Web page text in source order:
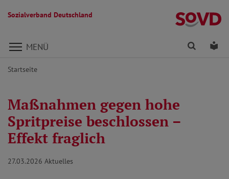
Sozialverband Deutschland
Direkt zu den Inhalten springen
MENÜ Finden
Startseite
Maßnahmen gegen hohe
Spritpreise beschlossen –
Effekt fraglich
27.03.2026 Aktuelles